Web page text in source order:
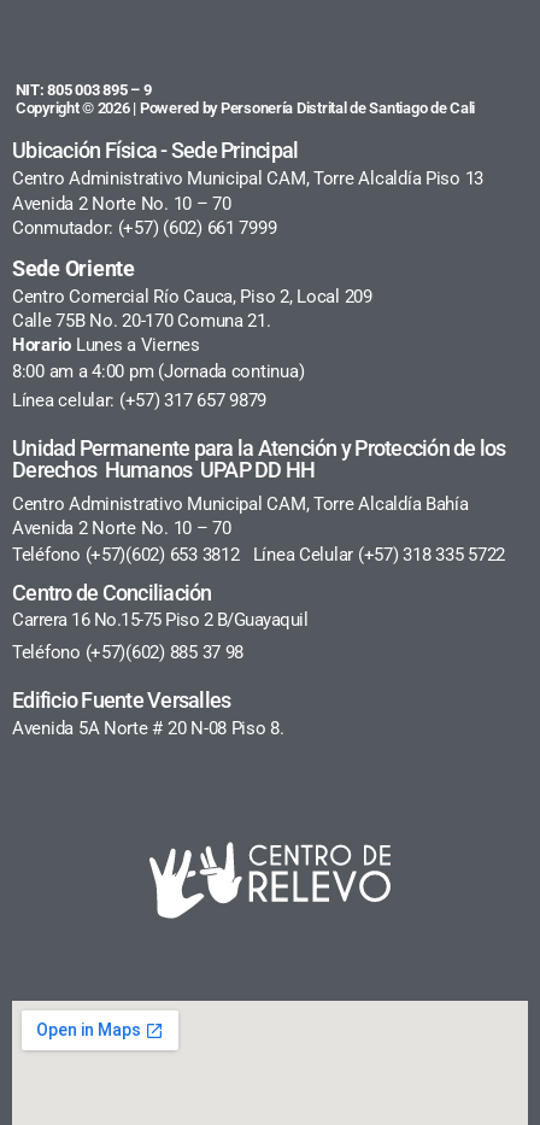
NIT: 805 003 895 – 9
Copyright © 2026 | Powered by Personería Distrital de Santiago de Cali
Ubicación Física - Sede Principal
Centro Administrativo Municipal CAM, Torre Alcaldía Piso 13
Avenida 2 Norte No. 10 – 70
Conmutador: (+57) (602) 661 7999
Sede Oriente
Centro Comercial Río Cauca, Piso 2, Local 209
Calle 75B No. 20-170 Comuna 21.
Horario Lunes a Viernes
8:00 am a 4:00 pm (Jornada continua)
Línea celular: (+57) 317 657 9879
Unidad Permanente para la Atención y Protección de los
Derechos Humanos UPAP DD HH
Centro Administrativo Municipal CAM, Torre Alcaldía Bahía
Avenida 2 Norte No. 10 – 70
Teléfono (+57)(602) 653 3812 Línea Celular (+57) 318 335 5722
Centro de Conciliación
Carrera 16 No.15-75 Piso 2 B/Guayaquil
Teléfono (+57)(602) 885 37 98
Edificio Fuente Versalles
Avenida 5A Norte # 20 N-08 Piso 8.